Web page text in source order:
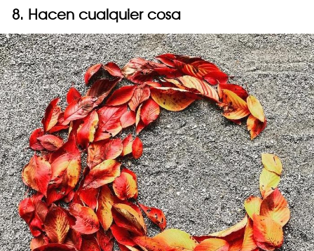
8. Hacen cualquier cosa